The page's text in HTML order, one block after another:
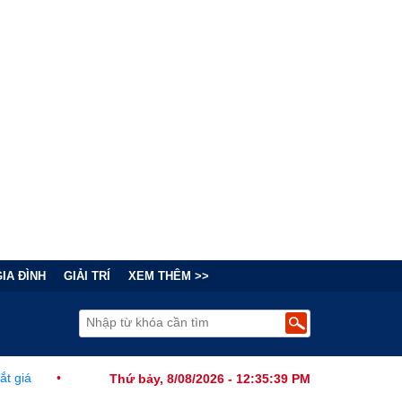
ĐÌNH GIẢI TRÍ XEM THÊM >>
Thứ bảy, 8/08/2026 - 12:35:40 PM
Chính Đằng Sau "Cơn Sốt" Trà Sữa Nhượng Quyền: Lợi Nhuận